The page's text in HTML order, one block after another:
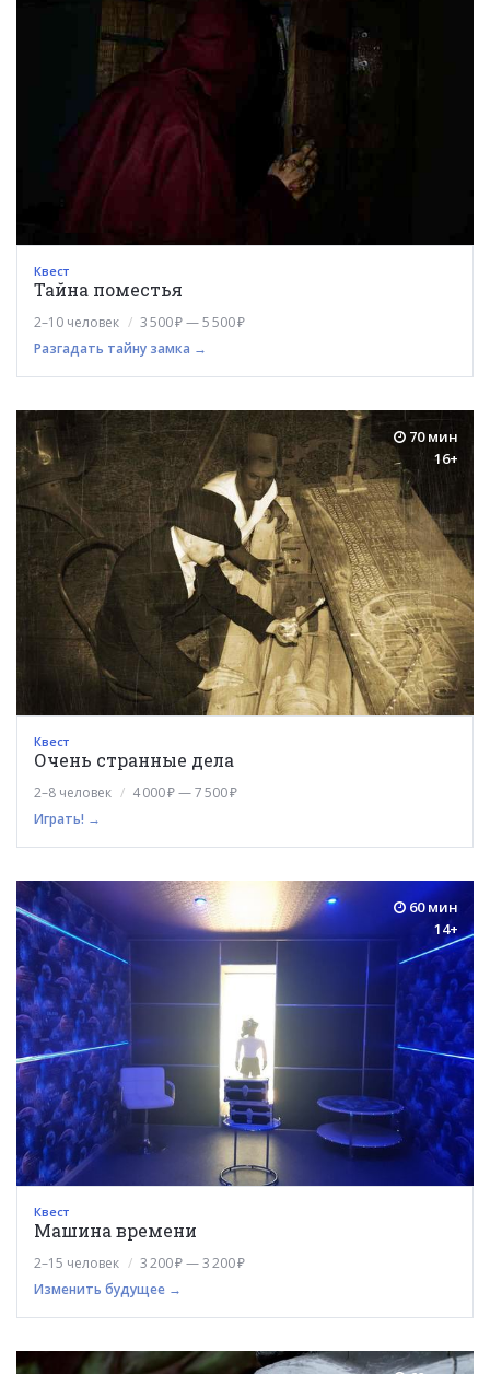
Квест
Тайна поместья
2–10 человек
3 500 ₽ — 5 500 ₽
Разгадать тайну замка →
70 мин
16+
Квест
Очень странные дела
2–8 человек
4 000 ₽ — 7 500 ₽
Играть! →
60 мин
14+
Квест
Машина времени
2–15 человек
3 200 ₽ — 3 200 ₽
Изменить будущее →